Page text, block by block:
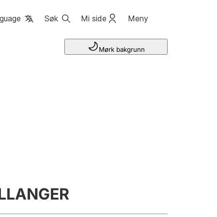
Søk Mi side Meny
Mørk bakgrunn